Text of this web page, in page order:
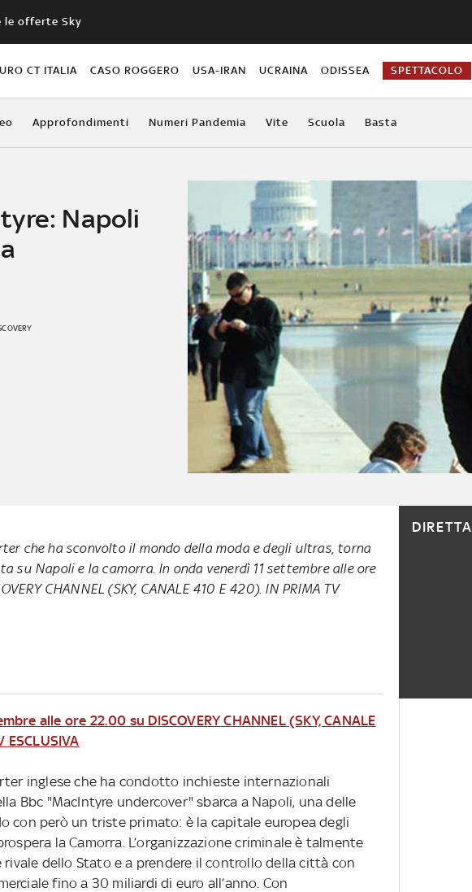
le offerte Sky
CT ITALIA CASO ROGGERO USA-IRAN UCRAINA ODISSEA SPETTACOLO
Approfondimenti Numeri Pandemia Vite Scuola Basta
Napoli
che ha sconvolto il mondo della moda e degli ultras, torna
su Napoli e la camorra. In onda venerdì 11 settembre alle ore
CHANNEL (SKY, CANALE 410 E 420). IN PRIMA TV
alle ore 22.00 su DISCOVERY CHANNEL (SKY, CANALE
ESCLUSIVA
inglese che ha condotto inchieste internazionali
Bbc "MacIntyre undercover" sbarca a Napoli, una delle
con però un triste primato: è la capitale europea degli
la Camorra. L’organizzazione criminale è talmente
dello Stato e a prendere il controllo della città con
fino a 30 miliardi di euro all’anno. Con
DIRETTA